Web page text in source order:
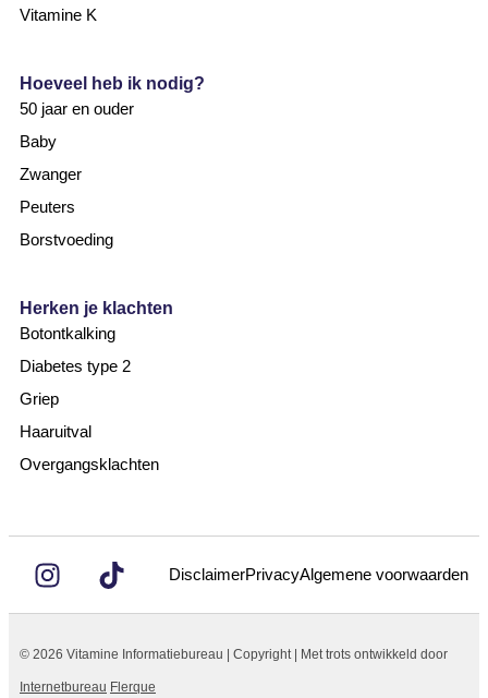
Vitamine K
Hoeveel heb ik nodig?
50 jaar en ouder
Baby
Zwanger
Peuters
Borstvoeding
Herken je klachten
Botontkalking
Diabetes type 2
Griep
Haaruitval
Overgangsklachten
DisclaimerPrivacyAlgemene voorwaarden
© 2026 Vitamine Informatiebureau | Copyright | Met trots ontwikkeld door
Internetbureau Flerque